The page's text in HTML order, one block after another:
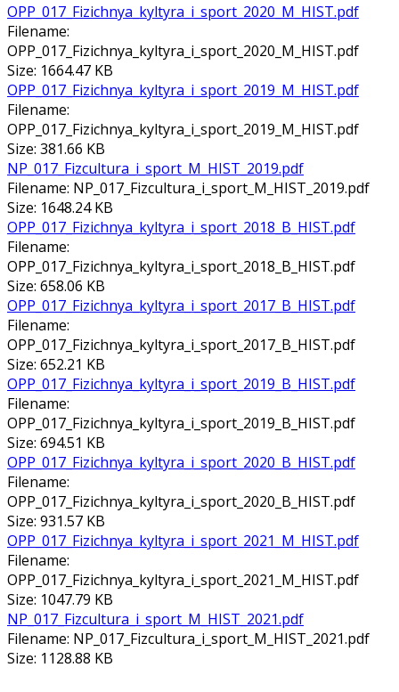
ОРР_017_Fizichnya_kyltyra_i_sport_2020_M_HIST.pdf
Filename:
ОРР_017_Fizichnya_kyltyra_i_sport_2020_M_HIST.pdf
Size: 1664.47 KB
ОРР_017_Fizichnya_kyltyra_i_sport_2019_M_HIST.pdf
Filename:
ОРР_017_Fizichnya_kyltyra_i_sport_2019_M_HIST.pdf
Size: 381.66 KB
NP_017_Fizcultura_i_sport_M_HIST_2019.pdf
Filename: NP_017_Fizcultura_i_sport_M_HIST_2019.pdf
Size: 1648.24 KB
OРР_017_Fizichnya_kyltyra_i_sport_2018_В_HIST.pdf
Filename:
OРР_017_Fizichnya_kyltyra_i_sport_2018_В_HIST.pdf
Size: 658.06 KB
OРР_017_Fizichnya_kyltyra_i_sport_2017_В_HIST.pdf
Filename:
OРР_017_Fizichnya_kyltyra_i_sport_2017_В_HIST.pdf
Size: 652.21 KB
OРР_017_Fizichnya_kyltyra_i_sport_2019_В_HIST.pdf
Filename:
OРР_017_Fizichnya_kyltyra_i_sport_2019_В_HIST.pdf
Size: 694.51 KB
ОРР_017_Fizichnya_kyltyra_i_sport_2020_В_HIST.pdf
Filename:
ОРР_017_Fizichnya_kyltyra_i_sport_2020_В_HIST.pdf
Size: 931.57 KB
ОРР_017_Fizichnya_kyltyra_i_sport_2021_M_HIST.pdf
Filename:
ОРР_017_Fizichnya_kyltyra_i_sport_2021_M_HIST.pdf
Size: 1047.79 KB
NP_017_Fizcultura_i_sport_M_HIST_2021.pdf
Filename: NP_017_Fizcultura_i_sport_M_HIST_2021.pdf
Size: 1128.88 KB